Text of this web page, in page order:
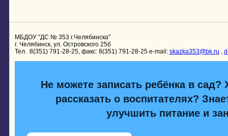
МБДОУ "ДС № 353 г.Челябинска"
г. Челябинск, ул. Островского 25б
Тел. 8(351) 791-28-25, факс: 8(351) 791-28-25 e-mail: skazka353@bk.ru ,
Не можете записать ребёнка в сад?
рассказать о воспитателях?
улучшить питание и